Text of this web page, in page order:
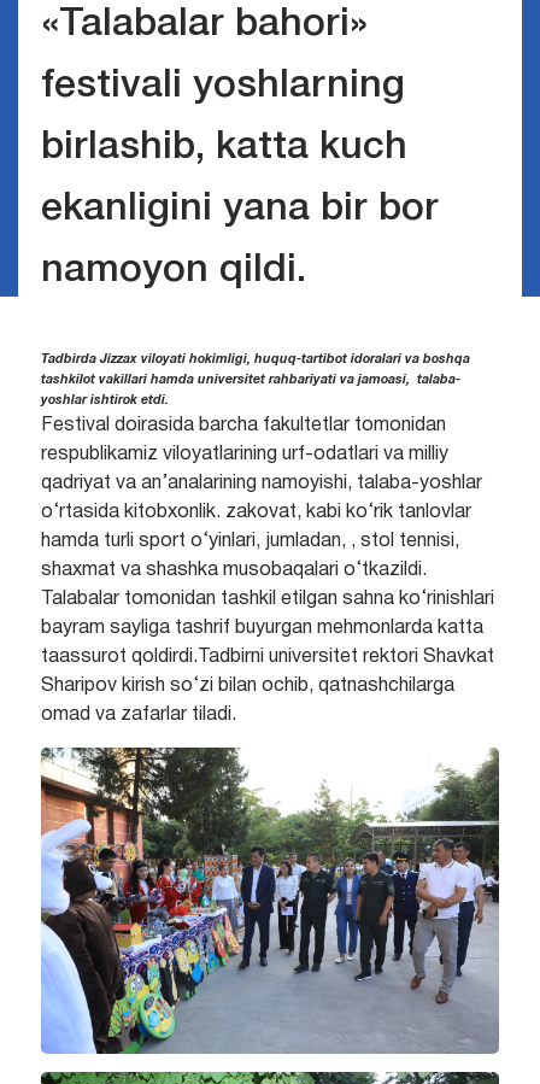
«Talabalar bahori»
festivali yoshlarning
birlashib, katta kuch
ekanligini yana bir bor
namoyon qildi.
Tadbirda Jizzax viloyati hokimligi, huquq-tartibot idoralari va boshqa
tashkilot vakillari hamda universitet rahbariyati va jamoasi, talaba-
yoshlar ishtirok etdi.
Festival doirasida barcha fakultetlar tomonidan
respublikamiz viloyatlarining urf-odatlari va milliy
qadriyat va an’analarining namoyishi, talaba-yoshlar
o‘rtasida kitobxonlik. zakovat, kabi ko‘rik tanlovlar
hamda turli sport o‘yinlari, jumladan, , stol tennisi,
shaxmat va shashka musobaqalari o‘tkazildi.
Talabalar tomonidan tashkil etilgan sahna ko‘rinishlari
bayram sayliga tashrif buyurgan mehmonlarda katta
taassurot qoldirdi.Tadbirni universitet rektori Shavkat
Sharipov kirish so‘zi bilan ochib, qatnashchilarga
omad va zafarlar tiladi.